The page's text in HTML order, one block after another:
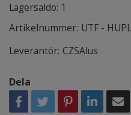
Lagersaldo: 1
Artikelnummer: UTF -
Leverantör: CZSAlus
Dela